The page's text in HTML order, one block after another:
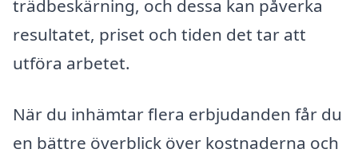
trädbeskärning, och dessa kan påverka
resultatet, priset och tiden det tar att
utföra arbetet.
När du inhämtar flera erbjudanden får du
en bättre överblick över kostnaderna och